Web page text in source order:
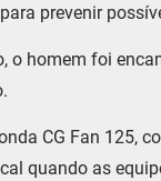
prevenir
o homem foi
CG Fan 125,
quando as